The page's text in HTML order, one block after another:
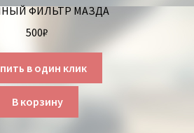
ФИЛЬТР МАЗДА
500₽
в один клик
В корзину